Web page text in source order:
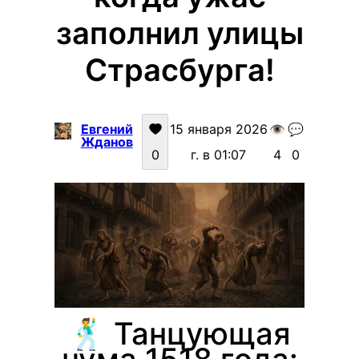
заполнил улицы
Страсбурга!
Евгений
Жданов
0
15 января 2026
г. в 01:07
👁️
4
💬
0
🕺 Танцующая